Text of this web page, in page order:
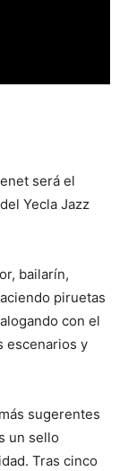
será el
Yecla Jazz
bailarín,
piruetas
con el
escenarios y
sugerentes
un sello
Tras cinco